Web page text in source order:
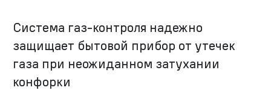
Система газ-контроля надежно
защищает бытовой прибор от утечек
газа при неожиданном затухании
конфорки